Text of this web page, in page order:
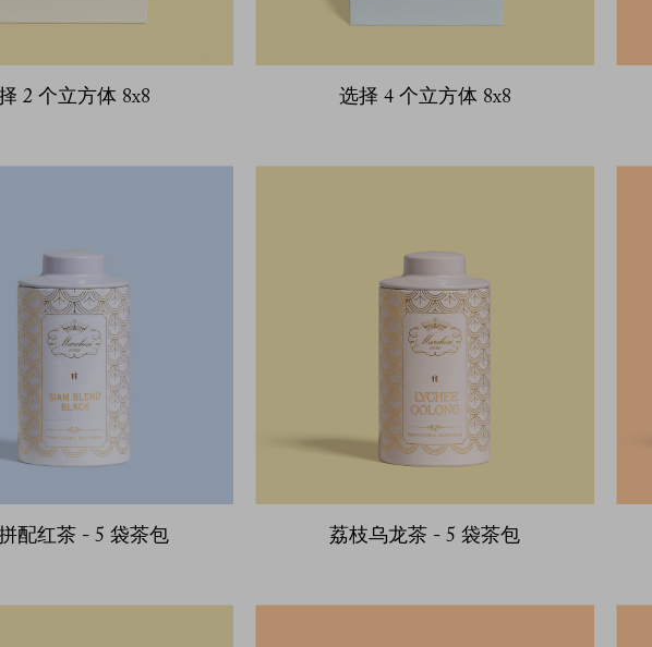
2 个立方体 8x8 选择 4 个立方体 8x8
配红茶 - 5 袋茶包 荔枝乌龙茶 - 5 袋茶包